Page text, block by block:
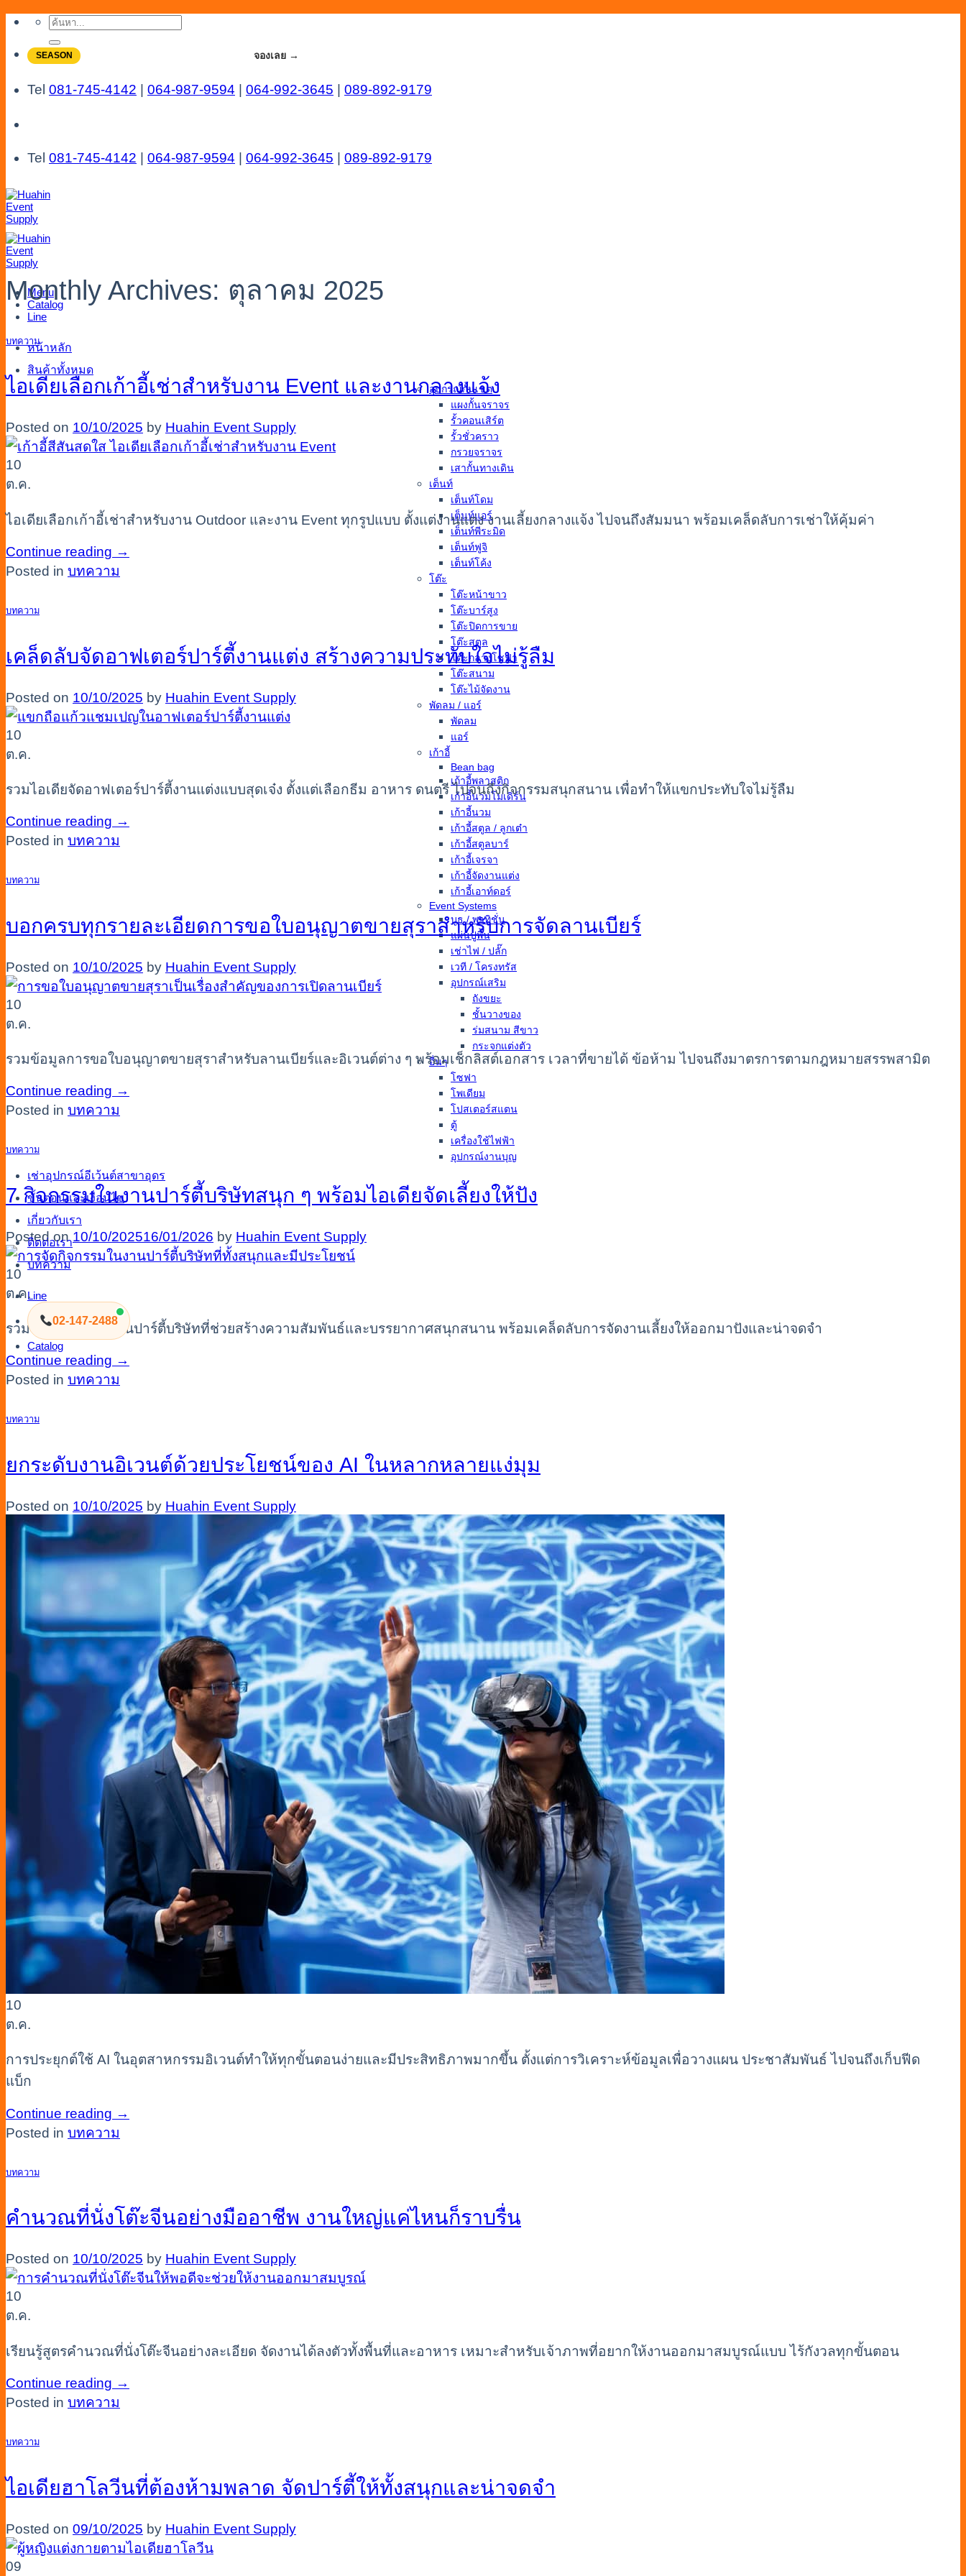
Skip
content
ค้นหา:
SEASON จองเลย →
Tel 081-745-4142 064-987-9594 064-992-3645 089-892-9179
Tel 081-745-4142 064-987-9594 064-992-3645 089-892-9179
Menu
Catalog
Line
หน้าหลัก
สินค้าทั้งหมด
อุปกรณ์กั้นเขต
แผงกั้นจราจร
รั้วคอนเสิร์ต
รั้วชั่วคราว
กรวยจราจร
เสากั้นทางเดิน
เต็นท์
เต็นท์โดม
เต็นท์แอร์
เต็นท์พีระมิด
เต็นท์ฟูจิ
เต็นท์โค้ง
โต๊ะ
โต๊ะหน้าขาว
โต๊ะบาร์สูง
โต๊ะปิดการขาย
โต๊ะสตูล
โต๊ะกลางโซฟา
โต๊ะสนาม
โต๊ะไม้จัดงาน
พัดลม / แอร์
พัดลม
แอร์
เก้าอี้
Bean bag
เก้าอี้พลาสติก
เก้าอี้นวมโมเดิร์น
เก้าอี้นวม
เก้าอี้สตูล / ลูกเต๋า
เก้าอี้สตูลบาร์
เก้าอี้เจรจา
เก้าอี้จัดงานแต่ง
เก้าอี้เอาท์ดอร์
Event Systems
บูธ / พาทิชั่น
แผ่นปูพื้น
เช่าไฟ / ปลั๊ก
เวที / โครงทรัส
อุปกรณ์เสริม
ถังขยะ
ชั้นวางของ
ร่มสนาม สีขาว
กระจกแต่งตัว
อื่นๆ
โซฟา
โพเดียม
โปสเตอร์สแตน
ตู้
เครื่องใช้ไฟฟ้า
อุปกรณ์งานบุญ
เช่าอุปกรณ์อีเว้นต์สาขาอุดร
ขั้นตอนและเงื่อนไข
เกี่ยวกับเรา
ติดต่อเรา
บทความ
Line
02-147-2488
Catalog
Monthly Archives: ตุลาคม 2025
บทความ
ไอเดียเลือกเก้าอี้เช่าสำหรับงาน Event และงานกลางแจ้ง
Posted on 10/10/2025 by Huahin Event Supply
10
ต.ค.
ไอเดียเลือกเก้าอี้เช่าสำหรับงาน Outdoor และงาน Event ทุกรูปแบบ ตั้งแต่งานแต่ง งานเลี้ยงกลางแจ้ง ไปจนถึงสัมมนา พร้อมเคล็ดลับการเช่าให้คุ้มค่า
Continue reading →
Posted in บทความ
บทความ
เคล็ดลับจัดอาฟเตอร์ปาร์ตี้งานแต่ง สร้างความประทับใจไม่รู้ลืม
Posted on 10/10/2025 by Huahin Event Supply
10
ต.ค.
รวมไอเดียจัดอาฟเตอร์ปาร์ตี้งานแต่งแบบสุดเจ๋ง ตั้งแต่เลือกธีม อาหาร ดนตรี ไปจนถึงกิจกรรมสนุกสนาน เพื่อทำให้แขกประทับใจไม่รู้ลืม
Continue reading →
Posted in บทความ
บทความ
บอกครบทุกรายละเอียดการขอใบอนุญาตขายสุราสำหรับการจัดลานเบียร์
Posted on 10/10/2025 by Huahin Event Supply
10
ต.ค.
รวมข้อมูลการขอใบอนุญาตขายสุราสำหรับลานเบียร์และอิเวนต์ต่าง ๆ พร้อมเช็กลิสต์เอกสาร เวลาที่ขายได้ ข้อห้าม ไปจนถึงมาตรการตามกฎหมายสรรพสามิต
Continue reading →
Posted in บทความ
บทความ
7 กิจกรรมในงานปาร์ตี้บริษัทสนุก ๆ พร้อมไอเดียจัดเลี้ยงให้ปัง
Posted on10/10/202516/01/2026 by Huahin Event Supply
10
ต.ค.
รวม 7 กิจกรรมในงานปาร์ตี้บริษัทที่ช่วยสร้างความสัมพันธ์และบรรยากาศสนุกสนาน พร้อมเคล็ดลับการจัดงานเลี้ยงให้ออกมาปังและน่าจดจำ
Continue reading →
Posted in บทความ
บทความ
ยกระดับงานอิเวนต์ด้วยประโยชน์ของ AI ในหลากหลายแง่มุม
Posted on 10/10/2025 by Huahin Event Supply
10
ต.ค.
การประยุกต์ใช้ AI ในอุตสาหกรรมอิเวนต์ทำให้ทุกขั้นตอนง่ายและมีประสิทธิภาพมากขึ้น ตั้งแต่การวิเคราะห์ข้อมูลเพื่อวางแผน ประชาสัมพันธ์ ไปจนถึงเก็บฟีด
แบ็ก
Continue reading →
Posted in บทความ
บทความ
คำนวณที่นั่งโต๊ะจีนอย่างมืออาชีพ งานใหญ่แค่ไหนก็ราบรื่น
Posted on 10/10/2025 by Huahin Event Supply
10
ต.ค.
เรียนรู้สูตรคำนวณที่นั่งโต๊ะจีนอย่างละเอียด จัดงานได้ลงตัวทั้งพื้นที่และอาหาร เหมาะสำหรับเจ้าภาพที่อยากให้งานออกมาสมบูรณ์แบบ ไร้กังวลทุกขั้นตอน
Continue reading →
Posted in บทความ
บทความ
ไอเดียฮาโลวีนที่ต้องห้ามพลาด จัดปาร์ตี้ให้ทั้งสนุกและน่าจดจำ
Posted on 09/10/2025 by Huahin Event Supply
09